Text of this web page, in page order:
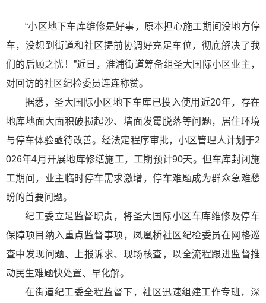
“小区地下车库维修是好事，原本担心施工期间没地方停
车，没想到街道和社区提前协调好充足车位，彻底解决了我
们的后顾之忧！”近日，淮浦街道筹备组圣大国际小区业主，
对回访的社区纪检委员连连称赞。
据悉，圣大国际小区地下车库已投入使用近20年，存在
地库地面大面积破损起沙、墙面发霉脱落等问题，居住环境
与停车体验亟待改善。经法定程序审批，小区管理人计划于2
026年4月开展地库修缮施工，工期预计90天。但车库封闭施
工期间，业主临时停车需求激增，停车难题成为群众急难愁
盼的首要问题。
纪工委立足监督职责，将圣大国际小区车库维修及停车
保障项目纳入重点监督事项，凤凰桥社区纪检委员在网格巡
查中发现问题、上报诉求、现场核查，以全流程跟进监督推
动民生难题快处置、早化解。
在街道纪工委全程监督下，社区迅速组建工作专班，深